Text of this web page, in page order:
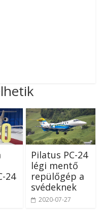
24
Pilatus PC-24
légi mentő
repülőgép a
svédeknek
2020-07-27